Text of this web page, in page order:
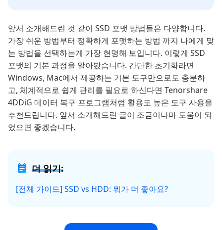
앞서 소개해드린 것 같이 SSD 포맷 방법들은 다양합니다.
가장 쉬운 방법부터 정확하게 포맷하는 방법 까지 나에게 맞
는 방법을 선택하는게 가장 현명해 보입니다. 이렇게 SSD
포맷의 기본 과정을 알아봤습니다. 간단한 초기화라면
Windows, Mac에서 제공하는 기본 도구만으로도 충분하
고, 체계적으로 쉽게 관리를 필요로 하신다면 Tenorshare
4DDiG 데이터 복구 프로그램처럼 활용도 높은 도구 사용을
추천드립니다. 앞서 소개해드린 글이 조금이나마 도움이 되
었으면 좋겠습니다.
더 읽기:
[전체 가이드] SSD vs HDD: 뭐가 더 좋아요?